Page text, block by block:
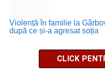
Violență în familie la
după ce și-a agresat soția
CLICK